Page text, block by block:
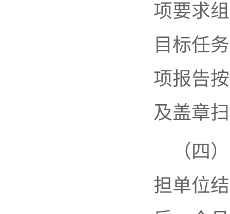
项要求
目标任
项报告
及盖章
（四
担单位